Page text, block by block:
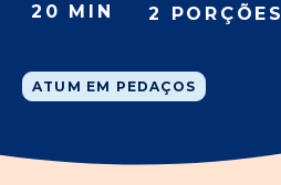
20 MIN 2 PORÇÕES
ATUM EM PEDAÇOS